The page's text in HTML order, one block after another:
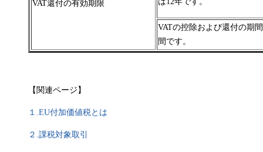
VAT還付の有効期限
VATの控除および還付の期
間です。
【関連ページ】
１.EU付加価値税とは
２.課税対象取引